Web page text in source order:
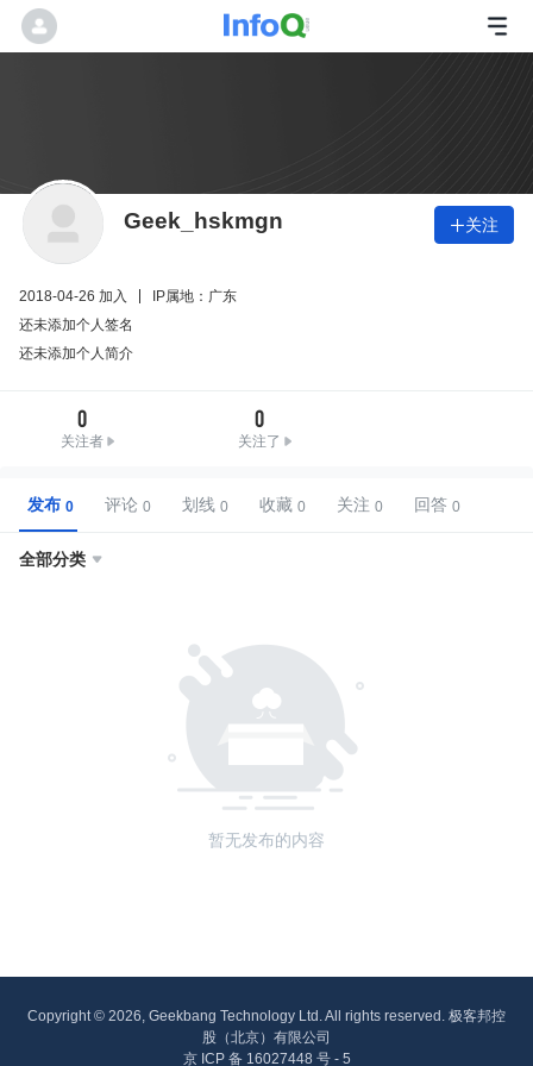
Geek_hskmgn 关注
2018-04-26 加入
IP属地：广东
还未添加个人签名
还未添加个人简介
0
关注者
0
关注了
发布 评论 划线 收藏 关注 回答
全部分类 
暂无发布的内容
Copyright © 2026, Geekbang Technology Ltd. All rights reserved. 极客邦控
股（北京）有限公司
京 ICP 备 16027448 号 - 5